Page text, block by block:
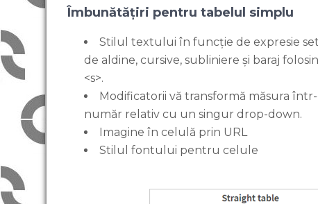
Îmbunătățiri pentru tabelul simplu
Stilul textului în funcție de expresie
de aldine, cursive, subliniere și baraj
<s>.
Modificatorii vă transformă măsura
număr relativ cu un singur drop-down.
Imagine în celulă prin URL
Stilul fontului pentru celule